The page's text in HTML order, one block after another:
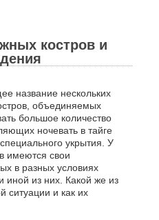
костров и
название нескольких
объединяемых
большое количество
ночевать в тайге
укрытия. У
имеются свои
в разных условиях
иной из них. Какой же из
ситуации и как их